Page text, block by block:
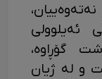
ئەیلوولی
گۆڕاوە،
و لە ژیان